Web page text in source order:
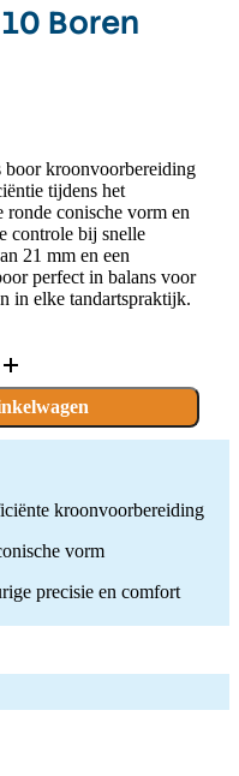
Boren
kroonvoorbereiding
tijdens het
conische vorm en
controle bij snelle
21 mm en een
perfect in balans voor
in elke tandartspraktijk.
kroonvoorbereiding
vorm
precisie en comfort